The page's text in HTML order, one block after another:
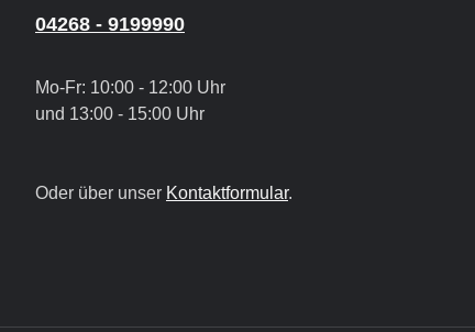
04268 - 9199990
Mo-Fr: 10:00 - 12:00 Uhr
und 13:00 - 15:00 Uhr
Oder über unser Kontaktformular.